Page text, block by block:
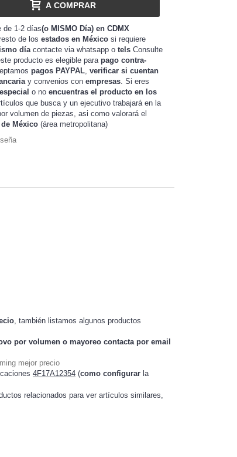
A COMPRAR
de 1-2 días(o MISMO Día) en CDMX
de los estados en México si requiere
díacontacte via whatsapp o tels Consulte
producto es elegible para pago contra-
pagos PAYPAL, verificar si cuentan
y convenios con empresas. Si eres
o no encuentras el producto en los
que busca y un ejecutivo trabajará en la
volumen de piezas, asi como valorará el
México (área metropolitana)
, también listamos algunos productos
por volumen o mayoreo contacta por email
mejor precio
4F17A12354 (como configurar la
relacionados para ver artículos similares